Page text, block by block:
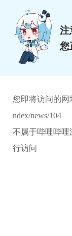
注
您
您即将访问的网
ndex/news/104
不属于哔哩哔
行访问